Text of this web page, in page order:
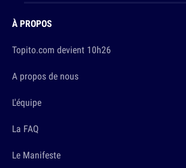
À PROPOS
Topito.com devient 10h26
A propos de nous
L'équipe
La FAQ
Le Manifeste